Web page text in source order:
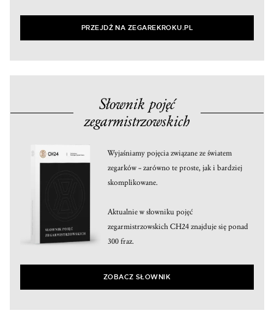
PRZEJDŹ NA ZEGAREKROKU.PL
Słownik pojęć
zegarmistrzowskich
Wyjaśniamy pojęcia związane ze światem
zegarków – zarówno te proste, jak i bardziej
skomplikowane.
Aktualnie w słowniku pojęć
zegarmistrzowskich CH24 znajduje się ponad
300 fraz.
ZOBACZ SŁOWNIK